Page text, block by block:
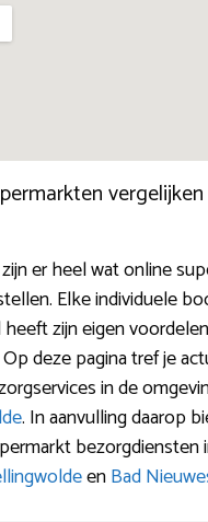
er heel wat online
Elke individuele
zijn eigen
deze pagina tref je
in de
. In aanvulling daarop
bezorgdiensten
enBad